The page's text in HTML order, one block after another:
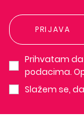
PRIJAVA
Prihvatam
podacima.
Slažem se,